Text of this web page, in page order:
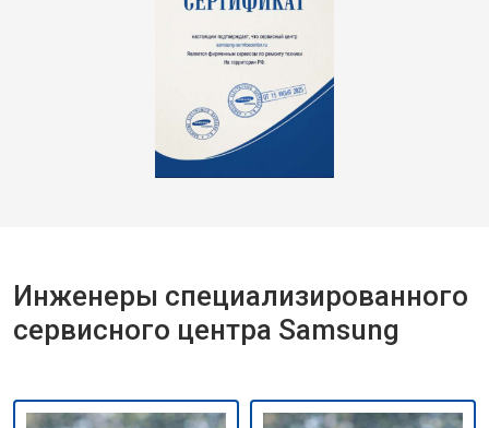
Инженеры специализированного
сервисного центра Samsung